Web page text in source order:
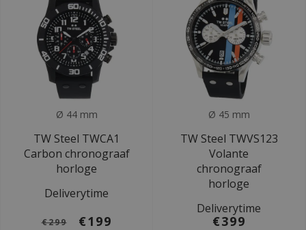
Ø 44 mm
TW Steel TWCA1
Carbon chronograaf
horloge
Deliverytime
€299 €199
Ø 45 mm
TW Steel TWVS123
Volante
chronograaf
horloge
Deliverytime
€399